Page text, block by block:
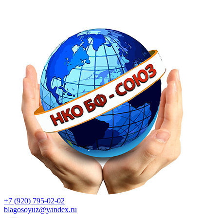
+7 (920) 795-02-02
blagosoyuz@yandex.ru